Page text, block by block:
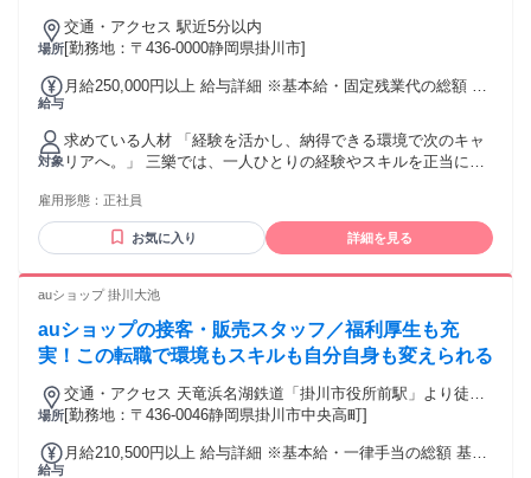
場所
交通・アクセス 駅近5分以内
[勤務地：〒436-0000静岡県掛川市]
給与
月給250,000円以上 給与詳細 ※基本給・固定残業代の総額 基
5000円（固定残業時間：1ヶ月あたり20時間） 固定残業時間
を超えた勤務時間については別途残業代を支給する 【一律手
当】 全員に一律で支払われる通勤・皆勤・家族手当金額：な
し 全員に一律で支払われるその他手当金額：なし
対象
求めている人材 「経験を活かし、納得できる環境で次のキャ
リアへ。」 三樂では、一人ひとりの経験やスキルを正当に評
す。 堅苦しい上下関係はなく、困ったことや新しい挑戦も気
軽に相談できる風通しの良い職場です。 経験者だからこそ、
実力を発揮しやすい環境が整っています。 ＼ スタッフインタ
った営業経験を活かしながら、新たな環境でキャリアを築い
の姿勢もしっかり評価してくれる会社です。 努力が待遇やキ
ャリアアップにつながる実感があるため、高いモチベーショ
1,000万円を目指しています。 「経験を正当に評価してほし
い」 「今よりも働きやすい環境で長く活躍したい」 「キャリ
方を歓迎します。 お客様対応ができるビジネスレベルの日本
雇用形態： 正社員
お気に入り 詳細を見る
auショップ 掛川大池
auショップの接客・販売スタッフ／福利厚生も充
実！この転職で環境もスキルも自分自身も変えられる
場所
交通・アクセス 天竜浜名湖鉄道「掛川市役所前駅」より徒歩4
分
[勤務地：〒436-0046静岡県掛川市中央高町]
給与
月給210,500円以上 給与詳細 ※基本給・一律手当の総額 基本